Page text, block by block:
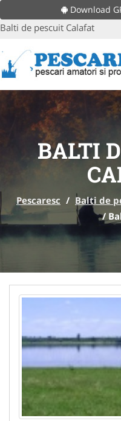
Download
Balti de pescuit Calafat
BALTI
Pescaresc / Balti de
/